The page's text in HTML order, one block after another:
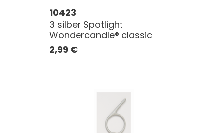
10423
3 silber Spotlight
Wondercandle® classic
2,99 €